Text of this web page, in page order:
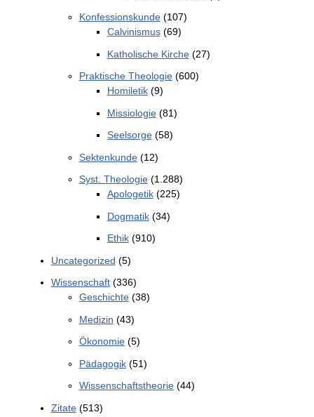
Konfessionskunde(107)
Calvinismus(69)
Katholische Kirche(27)
Praktische Theologie(600)
Homiletik(9)
Missiologie(81)
Seelsorge(58)
Sektenkunde(12)
Syst. Theologie(1.288)
Apologetik(225)
Dogmatik(34)
Ethik(910)
Uncategorized (5)
Wissenschaft(336)
Geschichte(38)
Medizin (43)
Ökonomie(5)
Pädagogik(51)
Wissenschaftstheorie(44)
Zitate(513)